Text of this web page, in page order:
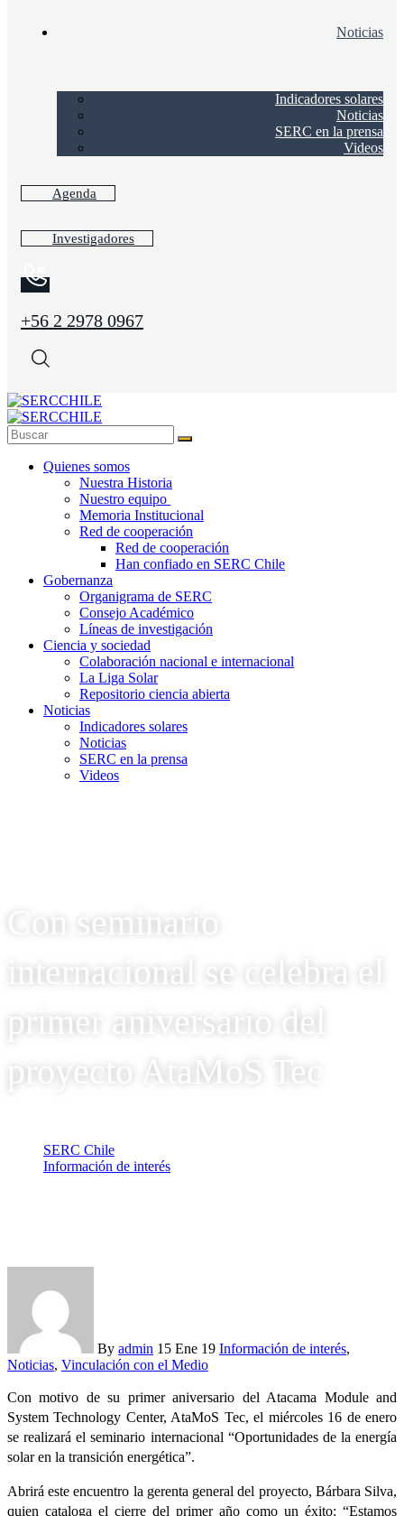
Noticias
Indicadores solares
Noticias
SERC en la prensa
Videos
Agenda
Investigadores
+56 2 2978 0967
Quienes somos
Nuestra Historia
Nuestro equipo
Memoria Institucional
Red de cooperación
Red de cooperación
Han confiado en SERC Chile
Gobernanza
Organigrama de SERC
Consejo Académico
Líneas de investigación
Ciencia y sociedad
Colaboración nacional e internacional
La Liga Solar
Repositorio ciencia abierta
Noticias
Indicadores solares
Noticias
SERC en la prensa
Videos
Con seminario
internacional se celebra el
primer aniversario del
proyecto AtaMoS Tec
SERC Chile
Información de interés
By admin 15 Ene 19 Información de interés,
Noticias, Vinculación con el Medio
Con motivo de su primer aniversario del Atacama Module and
System Technology Center, AtaMoS Tec, el miércoles 16 de enero
se realizará el seminario internacional “Oportunidades de la energía
solar en la transición energética”.
Abrirá este encuentro la gerenta general del proyecto, Bárbara Silva,
quien cataloga el cierre del primer año como un éxito: “Estamos